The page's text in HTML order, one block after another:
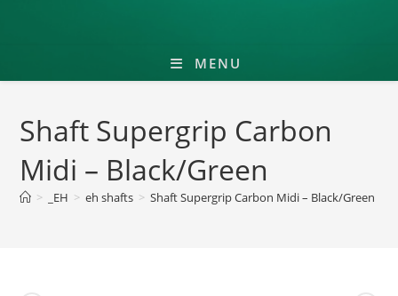
MENU
Shaft Supergrip Carbon
Midi – Black/Green
> _EH > eh shafts > Shaft Supergrip Carbon Midi – Black/Green